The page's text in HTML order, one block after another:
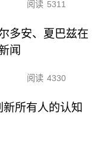
阅读 5311
多安、夏巴兹在
闻
阅读 4330
所有人的认知